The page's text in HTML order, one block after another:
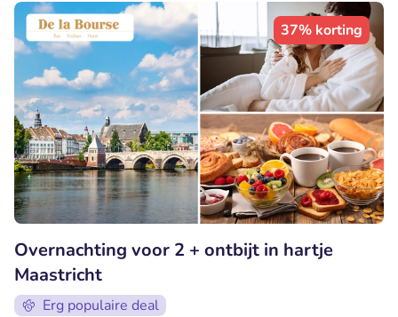
37% korting
Overnachting voor 2 + ontbijt in hartje
Maastricht
Erg populaire deal